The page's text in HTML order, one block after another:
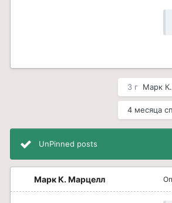
3 г Марк
4 месяца
UnPinned posts
Марк К. Марцелл